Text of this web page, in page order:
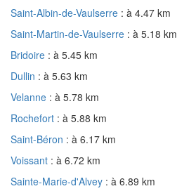
Saint-Albin-de-Vaulserre : à 4.47 km
Saint-Martin-de-Vaulserre : à 5.18 km
Bridoire : à 5.45 km
Dullin : à 5.63 km
Velanne : à 5.78 km
Rochefort : à 5.88 km
Saint-Béron : à 6.17 km
Voissant : à 6.72 km
Sainte-Marie-d'Alvey : à 6.89 km